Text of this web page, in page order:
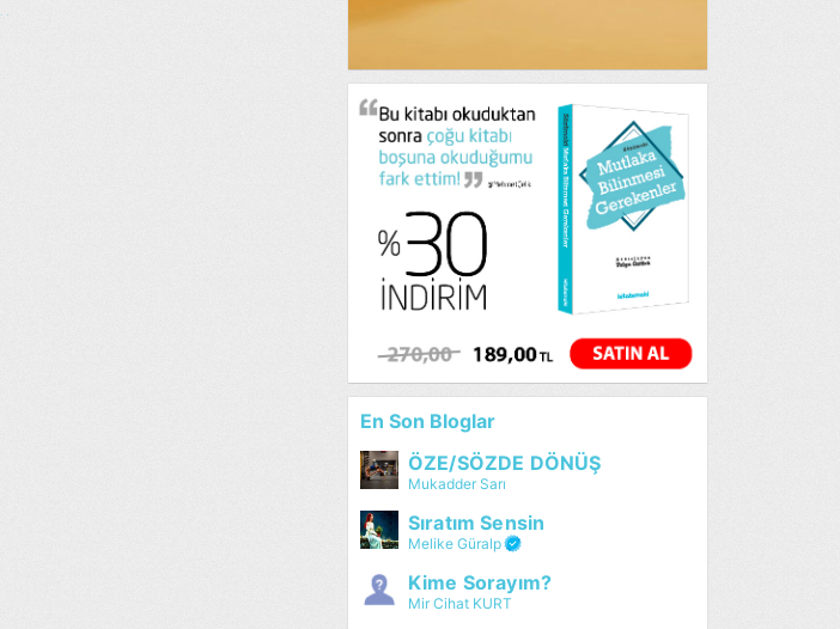
En Son Bloglar
ÖZE/SÖZDE DÖNÜŞ
Mukadder Sarı
Sıratım Sensin
Melike Güralp
Kime Sorayım?
Mir Cihat KURT